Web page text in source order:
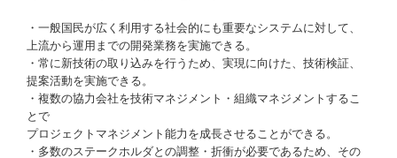
・一般国民が広く利用する社会的にも重要なシステムに対して、
上流から運用までの開発業務を実施できる。
・常に新技術の取り込みを行うため、実現に向けた、技術検証、
提案活動を実施できる。
・複数の協力会社を技術マネジメント・組織マネジメントするこ
とで
プロジェクトマネジメント能力を成長させることができる。
・多数のステークホルダとの調整・折衝が必要であるため、その